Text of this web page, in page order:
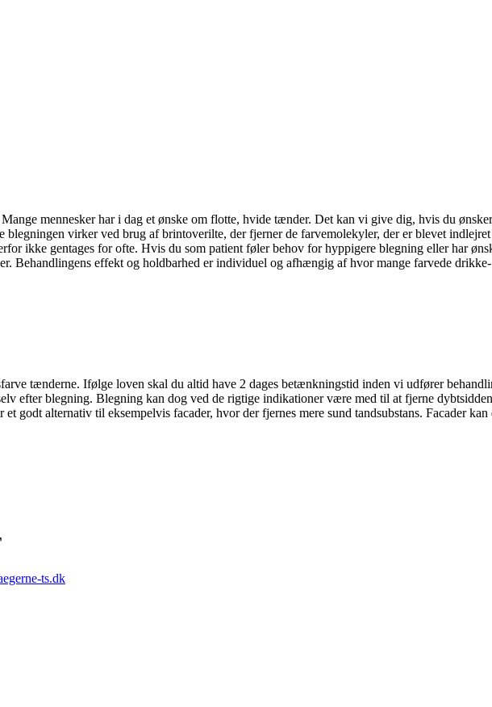
mennesker har i dag et ønske om flotte, hvide tænder. Det kan vi give dig, hvis du
blegningen virker ved brug af brintoverilte, der fjerner de farvemolekyler, der er blevet
ikke gentages for ofte. Hvis du som patient føler behov for hyppigere blegning eller har
Behandlingens effekt og holdbarhed er individuel og afhængig af hvor mange farvede
tænderne. Ifølge loven skal du altid have 2 dages betænkningstid inden vi udfører
efter blegning. Blegning kan dog ved de rigtige indikationer være med til at fjerne
godt alternativ til eksempelvis facader, hvor der fjernes mere sund tandsubstans. Facader
ts.dk